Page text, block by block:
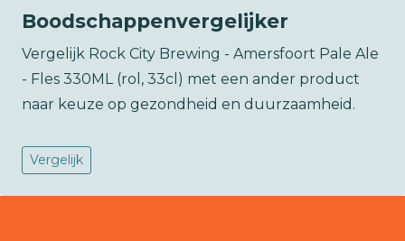
Boodschappenvergelijker
Vergelijk Rock City Brewing - Amersfoort Pale Ale
- Fles 330ML (rol, 33cl) met een ander product
naar keuze op gezondheid en duurzaamheid.
Vergelijk